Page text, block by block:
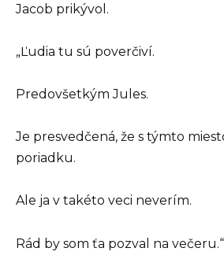
Jacob prikývol.
„Ľudia tu sú poverčiví.
Predovšetkým Jules.
Je presvedčená, že s týmto
poriadku.
Ale ja v takéto veci neverím.
Rád by som ťa pozval na večeru.“